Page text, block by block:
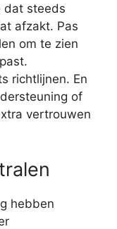
dat steeds
afzakt. Pas
om te zien
richtlijnen. En
of
vertrouwen
hebben